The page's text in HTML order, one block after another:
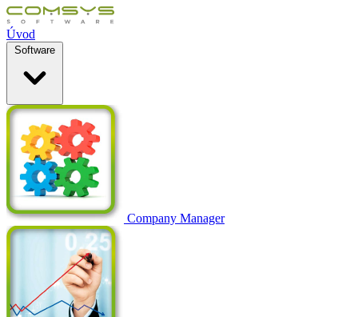
Úvod
Software
Company Manager